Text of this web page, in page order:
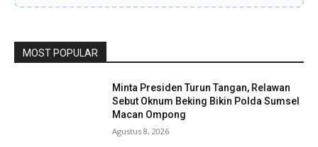
MOST POPULAR
Minta Presiden Turun Tangan, Relawan
Sebut Oknum Beking Bikin Polda Sumsel
Macan Ompong
Agustus 8, 2026